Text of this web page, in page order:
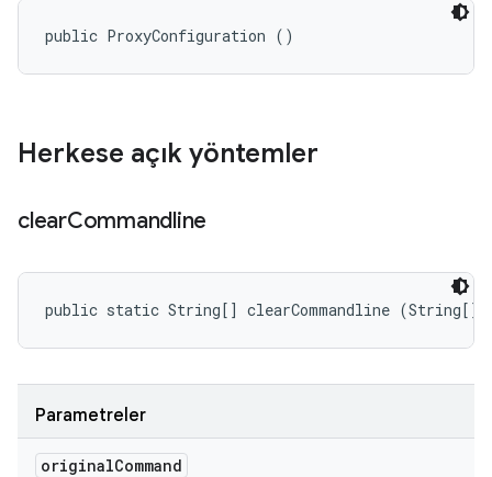
public ProxyConfiguration ()
Herkese açık yöntemler
clearCommandline
public static String[] clearCommandline (String[]
Parametreler
originalCommand